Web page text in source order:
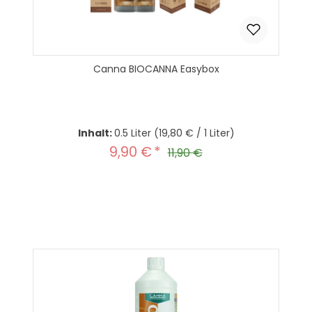
Canna BIOCANNA Easybox
Inhalt:0.5 Liter (19,80 € / 1 Liter)
Verkaufspreis:
9,90 € Regulärer Preis:
11,90 €